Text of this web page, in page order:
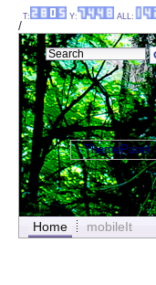
/
Home mobileIt
T: Y: ALL:
ThemePanel